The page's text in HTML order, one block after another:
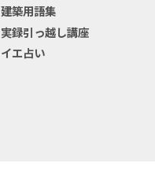
建築用語集
実録引っ越し講座
イエ占い